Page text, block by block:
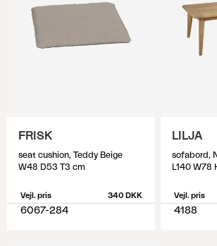
FRISK
seat cushion, Teddy Beige
W48 D53 T3 cm
Vejl. pris 340 DKK
6067-284
LILJA
sofabord,
L140 W78
Vejl. pris
4188